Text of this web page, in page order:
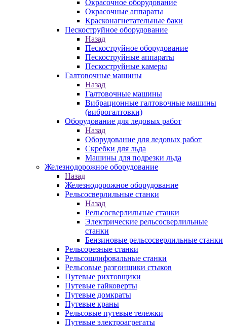
Окрасочное оборудование
Окрасочные аппараты
Красконагнетательные баки
Пескоструйное оборудование
Назад
Пескоструйное оборудование
Пескоструйные аппараты
Пескоструйные камеры
Галтовочные машины
Назад
Галтовочные машины
Вибрационные галтовочные машины
(виброгалтовки)
Оборудование для ледовых работ
Назад
Оборудование для ледовых работ
Скребки для льда
Машины для подрезки льда
Железнодорожное оборудование
Назад
Железнодорожное оборудование
Рельсосверлильные станки
Назад
Рельсосверлильные станки
Электрические рельсосверлильные
станки
Бензиновые рельсосверлильные станки
Рельсорезные станки
Рельсошлифовальные станки
Рельсовые разгонщики стыков
Путевые рихтовщики
Путевые гайковерты
Путевые домкраты
Путевые краны
Рельсовые путевые тележки
Путевые электроагрегаты